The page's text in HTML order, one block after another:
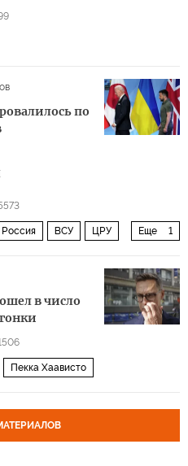
по
Еще 1
Россия ВСУ ЦРУ
в число
Пекка Хаависто